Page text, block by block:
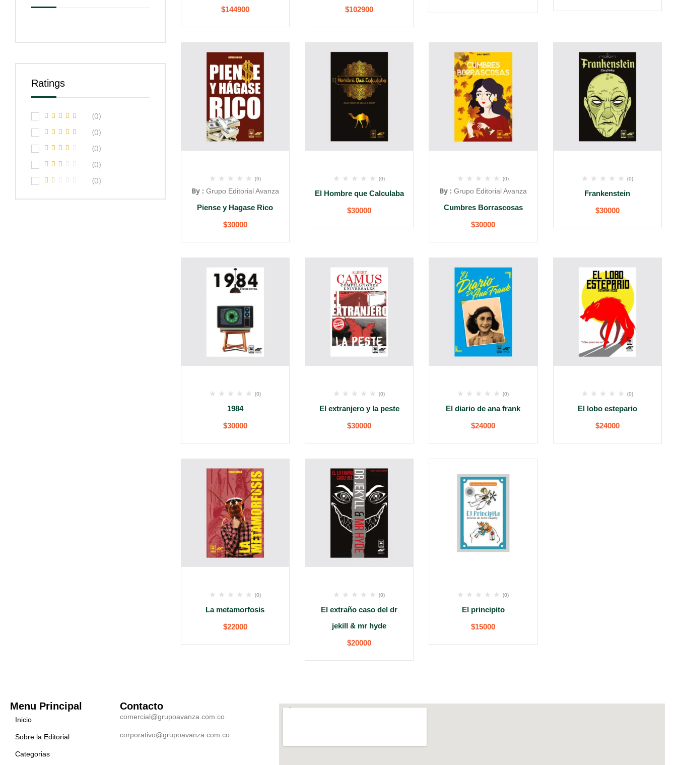
Ratings
(0)
(0)
(0)
(0)
(0)
$144900
$102900
(0)
By : Grupo Editorial Avanza
Piense y Hagase Rico
$30000
(0)
El Hombre que Calculaba
$30000
(0)
By :Grupo Editorial Avanza
Cumbres Borrascosas
$30000
(0)
Frankenstein
$30000
(0)
1984
$30000
(0)
El extranjero y la peste
$30000
(0)
El diario de ana frank
$24000
(0)
El lobo estepario
$24000
(0)
La metamorfosis
$22000
(0)
El extraño caso del dr
jekill & mr hyde
$20000
(0)
El principito
$15000
Menu Principal
Inicio
Sobre la Editorial
Categorias
Contacto
comercial@grupoavanza.com.co
corporativo@grupoavanza.com.co